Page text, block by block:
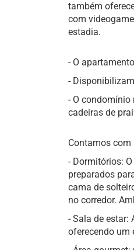
também
com
estadia.
- O
-
- O condomínio
cadeiras de
Contamos
- Dormitórios:
preparados
cama de
no corredor.
- Sala de estar:
oferecendo um